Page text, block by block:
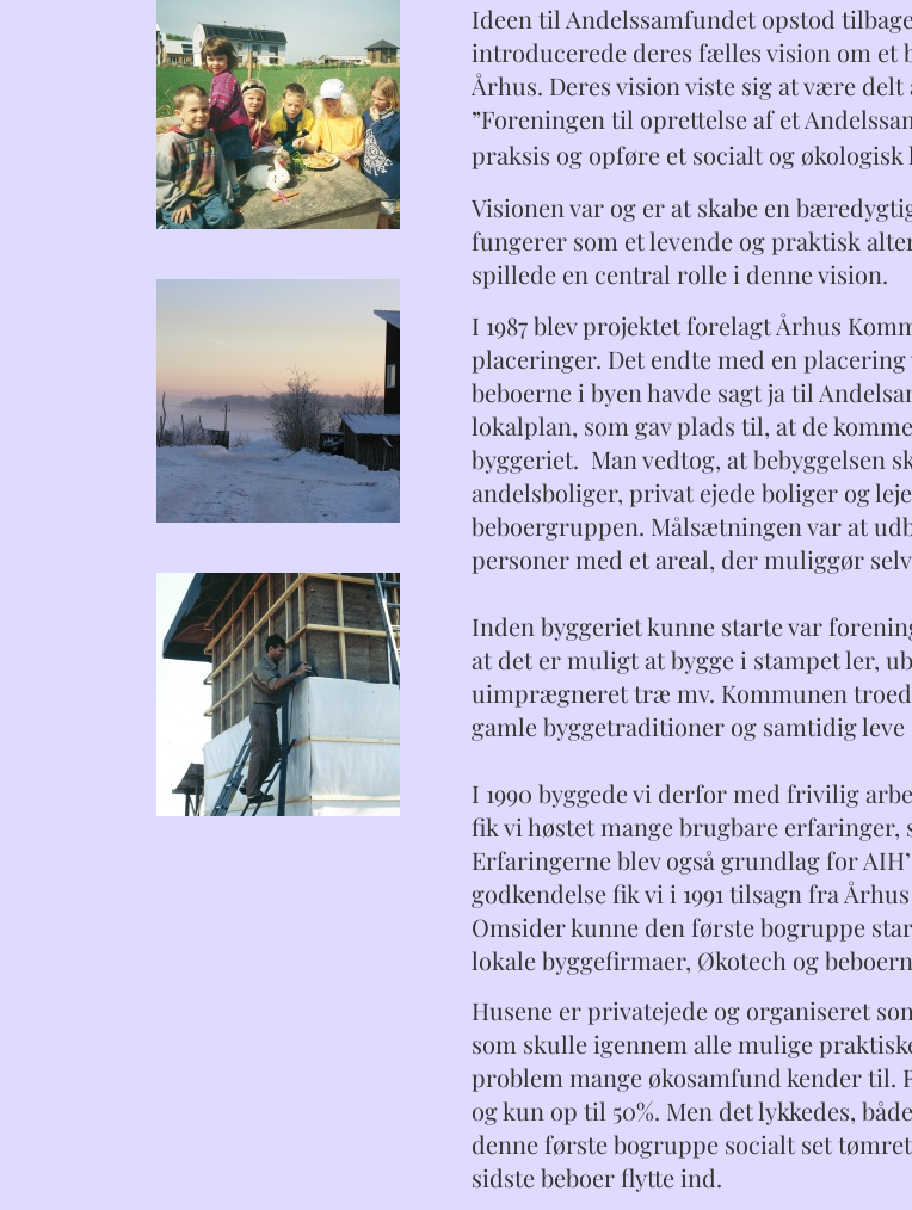
Ideen til Andelssamfundet opstod
introducerede deres fælles vision om et
Århus. Deres vision viste sig at være
”Foreningen til oprettelse af et
praksis og opføre et socialt og
Visionen var og er at skabe en
fungerer som et levende og praktisk
spillede en central rolle i denne vision.
I 1987 blev projektet forelagt Århus
placeringer. Det endte med en
beboerne i byen havde sagt ja til
lokalplan, som gav plads til, at de
byggeriet. Man vedtog, at bebyggelsen
andelsboliger, privat ejede boliger og
beboergruppen. Målsætningen var at
personer med et areal, der muliggør
Inden byggeriet kunne starte var
at det er muligt at bygge i stampet ler,
uimprægneret træ mv. Kommunen
gamle byggetraditioner og samtidig
I 1990 byggede vi derfor med frivilig
fik vi høstet mange brugbare erfaringer,
Erfaringerne blev også grundlag for
godkendelse fik vi i 1991 tilsagn fra
Omsider kunne den første bogruppe
lokale byggefirmaer, Økotech og
Husene er privatejede og organiseret
som skulle igennem alle mulige
problem mange økosamfund kender til.
og kun op til 50%. Men det lykkedes,
denne første bogruppe socialt set
sidste beboer flytte ind.